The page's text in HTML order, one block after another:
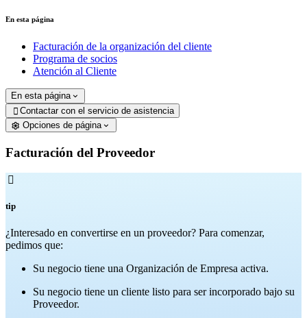
En esta página
Facturación de la organización del cliente
Programa de socios
Atención al Cliente
En esta página
 Contactar con el servicio de asistencia
Opciones de página
Facturación del Proveedor

tip
¿Interesado en convertirse en un proveedor? Para comenzar,
pedimos que:
Su negocio tiene una Organización de Empresa activa.
Su negocio tiene un cliente listo para ser incorporado bajo su
Proveedor.